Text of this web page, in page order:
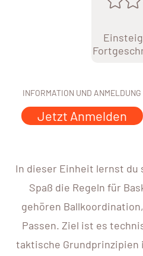
INFORMATION UND ANMELDUNG
Jetzt Anmelden
In dieser Einheit lernst du
Spaß die Regeln für
gehören
Passen. Ziel ist es
taktische Grundprinzipien